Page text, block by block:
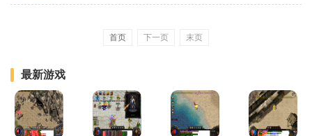
首页 下一页 末页
最新游戏